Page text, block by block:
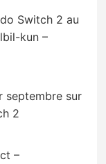
Switch 2 au
kun –
septembre sur
2
–